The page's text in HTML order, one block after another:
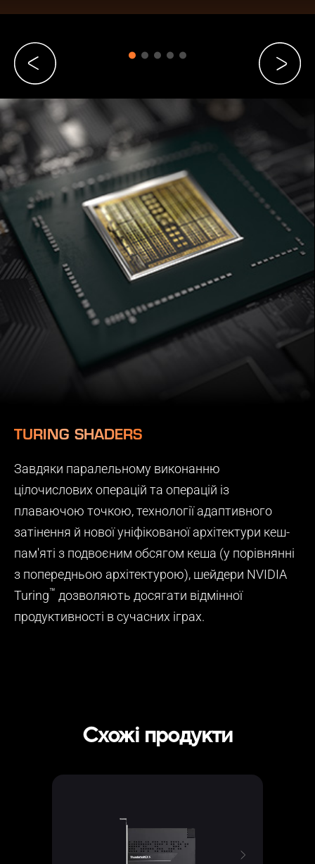
TURING SHADERS
Завдяки паралельному виконанню
цілочислових операцій та операцій із
плаваючою точкою, технології адаптивного
затінення й нової уніфікованої архітектури кеш-
пам'яті з подвоєним обсягом кеша (у порівнянні
з попередньою архітектурою), шейдери NVIDIA
Turing™ дозволяють досягати відмінної
продуктивності в сучасних іграх.
Схожі продукти